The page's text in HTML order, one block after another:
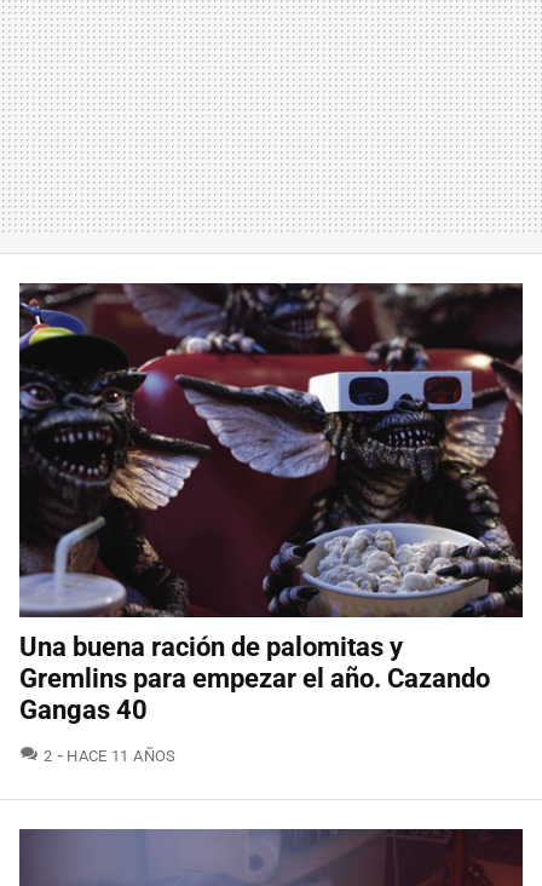
Una buena ración de palomitas y
Gremlins para empezar el año. Cazando
Gangas 40
2 COMENTARIOS
HACE 11 AÑOS